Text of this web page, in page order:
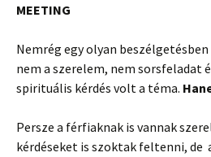
MEETING
Nemrég egy olyan
nem a szerelem, nem sorsfeladat
spirituális kérdés volt a téma.
Persze a férfiaknak is vannak
kérdéseket is szoktak feltenni,